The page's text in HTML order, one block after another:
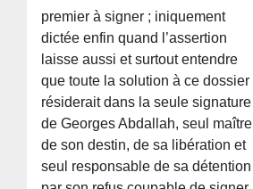
premier à signer ; iniquement
dictée enfin quand l’assertion
laisse aussi et surtout entendre
que toute la solution à ce dossier
résiderait dans la seule signature
de Georges Abdallah, seul maître
de son destin, de sa libération et
seul responsable de sa détention